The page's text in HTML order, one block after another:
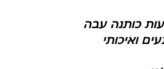
כותנה עבה
ואיכותי